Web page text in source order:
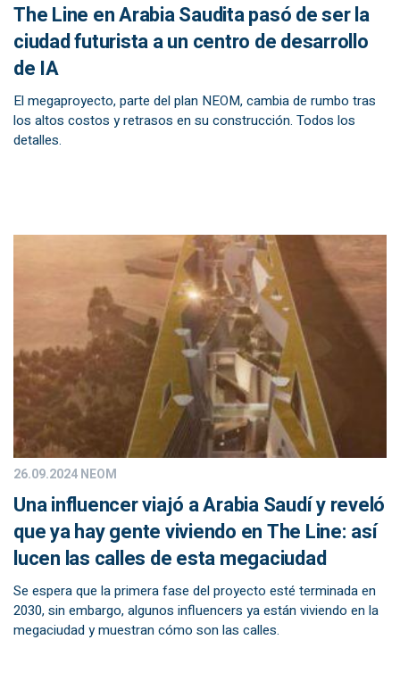
The Line en Arabia Saudita pasó de ser la
ciudad futurista a un centro de desarrollo
de IA
El megaproyecto, parte del plan NEOM, cambia de rumbo tras
los altos costos y retrasos en su construcción. Todos los
detalles.
26.09.2024NEOM
Una influencer viajó a Arabia Saudí y reveló
que ya hay gente viviendo en The Line: así
lucen las calles de esta megaciudad
Se espera que la primera fase del proyecto esté terminada en
2030, sin embargo, algunos influencers ya están viviendo en la
megaciudad y muestran cómo son las calles.